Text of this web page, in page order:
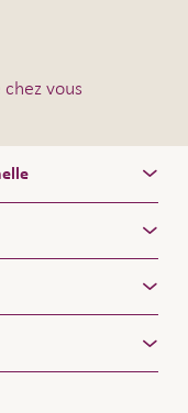
vous